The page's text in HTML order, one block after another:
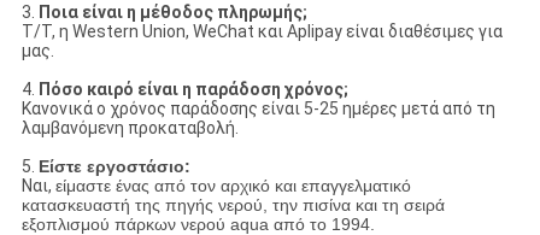
3.
Ποια είναι η μέθοδος πληρωμής;
T/T, η Western Union, WeChat και Aplipay είναι διαθέσιμες για
μας.
4. Πόσο καιρό είναι η παράδοση χρόνος;
Κανονικά ο χρόνος παράδοσης είναι 5-25 ημέρες μετά από τη
λαμβανόμενη προκαταβολή.
5. Είστε εργοστάσιο:
Ναι, είμαστε ένας από τον αρχικό και επαγγελματικό
κατασκευαστή της πηγής νερού, την πισίνα και τη σειρά
εξοπλισμού πάρκων νερού aqua από το 1994.